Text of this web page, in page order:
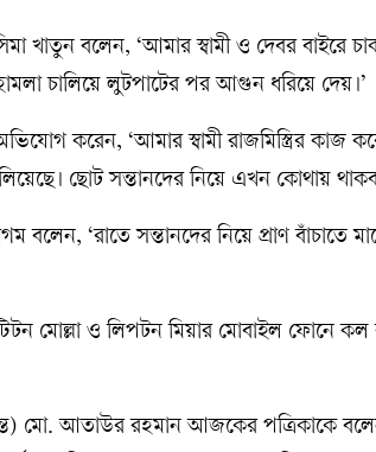
খাতুন বলেন, ‘আমার স্বামী ও দেবর বাইরে
চালিয়ে লুটপাটের পর আগুন ধরিয়ে দেয়।’
করেন, ‘আমার স্বামী রাজমিস্ত্রির কাজ
ছোট সন্তানদের নিয়ে এখন কোথায়
‘রাতে সন্তানদের নিয়ে প্রাণ বাঁচাতে
মোল্লা ও লিপটন মিয়ার মোবাইল ফোনে কল
মো. আতাউর রহমান আজকের পত্রিকাকে